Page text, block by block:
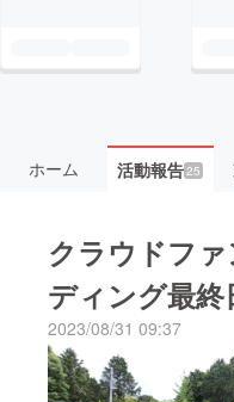
ホーム 活動報告25
クラウドファ
ディング最終
2023/08/31 09:37